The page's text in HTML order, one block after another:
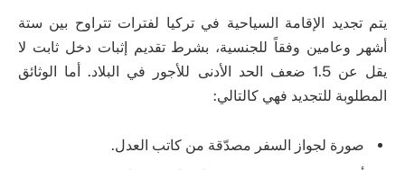
يتم تجديد الإقامة السياحية في تركيا لفترات تتراوح بين ستة
أشهر وعامين وفقاً للجنسية، بشرط تقديم إثبات دخل ثابت لا
يقل عن 1.5 ضعف الحد الأدنى للأجور في البلاد. أما الوثائق
المطلوبة للتجديد فهي كالتالي:
صورة لجواز السفر مصدّقة من كاتب العدل.